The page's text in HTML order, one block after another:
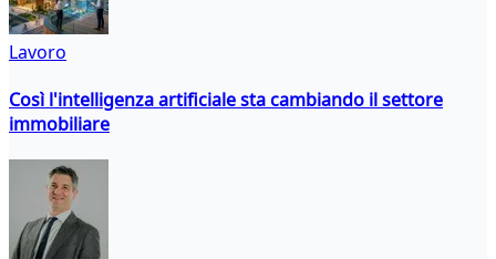
Lavoro
Così l'intelligenza artificiale sta cambiando il settore
immobiliare